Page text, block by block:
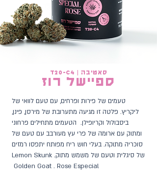
סאטיבה | t20-c4
ספיישל רוז
טעמים של פירות ופרחים, עם טעם לוואי של
ליקריץ. פלטה זו מגיעה מתערובת של מירסן, פינן,
ביסבולול וקריופילן. הטעמים מתחילים פרחוני
ומתוק עם ארומה של פרי עץ מעורבב עם טעם של
סוכריה מתוקה. בעלי חוש ריח מפותח יתפסו רמזים
של סיגלית וטעם של משמש מתוק. Lemon Skunk
Golden Goat . Rose Especial